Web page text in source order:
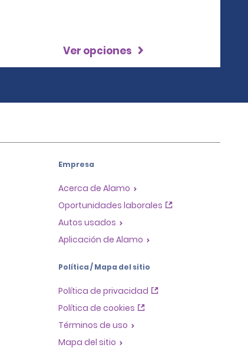
Ver opciones
Empresa
Acerca de Alamo
Oportunidades laborales
Autos usados
Aplicación de Alamo
Política / Mapa del sitio
Política de privacidad
Política de cookies
Términos de uso
Mapa del sitio